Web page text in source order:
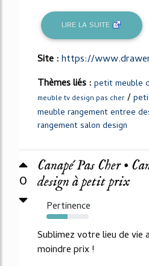
LIRE LA SUITE
Site :https://
Thèmes liés : petit meuble
meuble tv design pas cher /
meuble rangement entree
rangement salon design
0
Canapé Pas Cher •
design à petit prix
Pertinence
50%
Sublimez votre lieu de vie
moindre prix !